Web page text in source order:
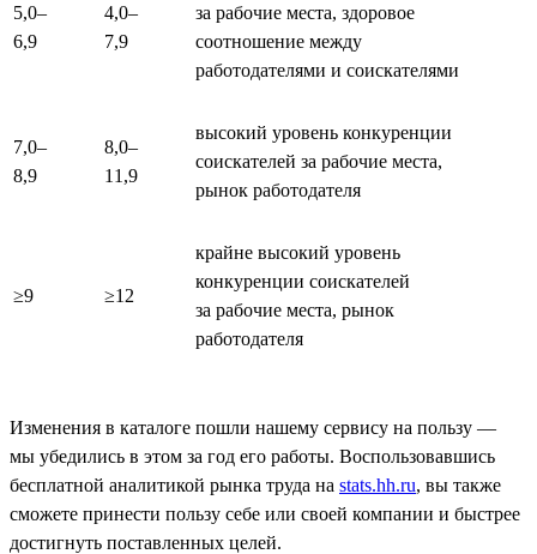
5,0–
6,9
4,0–
7,9
за рабочие места, здоровое
соотношение между
работодателями и соискателями
7,0–
8,9
8,0–
11,9
высокий уровень конкуренции
соискателей за рабочие места,
рынок работодателя
≥9 ≥12
крайне высокий уровень
конкуренции соискателей
за рабочие места, рынок
работодателя
Изменения в каталоге пошли нашему сервису на пользу —
мы убедились в этом за год его работы. Воспользовавшись
бесплатной аналитикой рынка труда на stats.hh.ru, вы также
сможете принести пользу себе или своей компании и быстрее
достигнуть поставленных целей.